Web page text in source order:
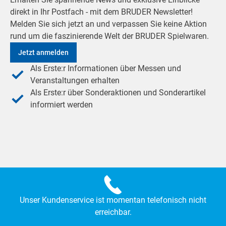
direkt in Ihr Postfach - mit dem BRUDER Newsletter!
Melden Sie sich jetzt an und verpassen Sie keine Aktion
rund um die faszinierende Welt der BRUDER Spielwaren.
Jetzt anmelden
Als Erste:r Informationen über Messen und
Veranstaltungen erhalten
Als Erste:r über Sonderaktionen und Sonderartikel
informiert werden
Unser Kundenservice ist momentan telefonisch nicht
erreichbar.